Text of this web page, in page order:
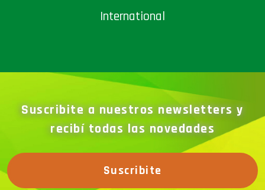
International
Suscribite a nuestros newsletters y
recibí todas las novedades
Suscribite